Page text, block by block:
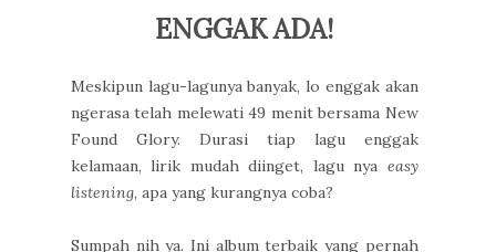
ENGGAK ADA!
Meskipun lagu-lagunya banyak, lo enggak akan
ngerasa telah melewati 49 menit bersama New
Found Glory. Durasi tiap lagu enggak
kelamaan, lirik mudah diinget, lagu nya easy
listening, apa yang kurangnya coba?
Sumpah nih ya. Ini album terbaik yang pernah